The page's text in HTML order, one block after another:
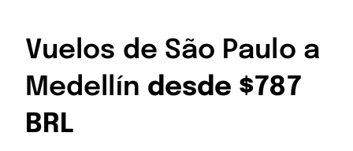
Vuelos de São Paulo a
Medellín desde $787
BRL